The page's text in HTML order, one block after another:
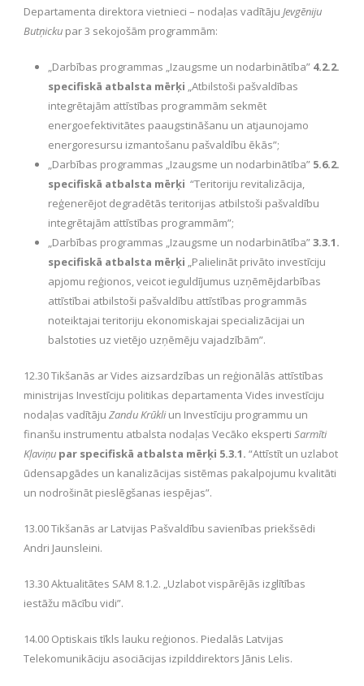
Departamenta direktora vietnieci – nodaļas vadītāju Jevgēniju
Butņicku par 3 sekojošām programmām:
„Darbības programmas „Izaugsme un nodarbinātība” 4.2.2.
specifiskā atbalsta mērķi „Atbilstoši pašvaldības
integrētajām attīstības programmām sekmēt
energoefektivitātes paaugstināšanu un atjaunojamo
energoresursu izmantošanu pašvaldību ēkās”;
„Darbības programmas „Izaugsme un nodarbinātība” 5.6.2.
specifiskā atbalsta mērķi “Teritoriju revitalizācija,
reģenerējot degradētās teritorijas atbilstoši pašvaldību
integrētajām attīstības programmām”;
„Darbības programmas „Izaugsme un nodarbinātība”3.3.1.
specifiskā atbalsta mērķi „Palielināt privāto investīciju
apjomu reģionos, veicot ieguldījumus uzņēmējdarbības
attīstībai atbilstoši pašvaldību attīstības programmās
noteiktajai teritoriju ekonomiskajai specializācijai un
balstoties uz vietējo uzņēmēju vajadzībām”.
12.30 Tikšanās ar Vides aizsardzības un reģionālās attīstības
ministrijas Investīciju politikas departamenta Vides investīciju
nodaļas vadītāju Zandu Krūkliun Investīciju programmu un
finanšu instrumentu atbalsta nodaļas Vecāko eksperti Sarmīti
Kļaviņu par specifiskā atbalsta mērķi 5.3.1. “Attīstīt un uzlabot
ūdensapgādes un kanalizācijas sistēmas pakalpojumu kvalitāti
un nodrošināt pieslēgšanas iespējas”.
13.00 Tikšanās ar Latvijas Pašvaldību savienības priekšsēdi
Andri Jaunsleini.
13.30 Aktualitātes SAM 8.1.2. „Uzlabot vispārējās izglītības
iestāžu mācību vidi”.
14.00 Optiskais tīkls lauku reģionos. Piedalās Latvijas
Telekomunikāciju asociācijas izpilddirektors Jānis Lelis.